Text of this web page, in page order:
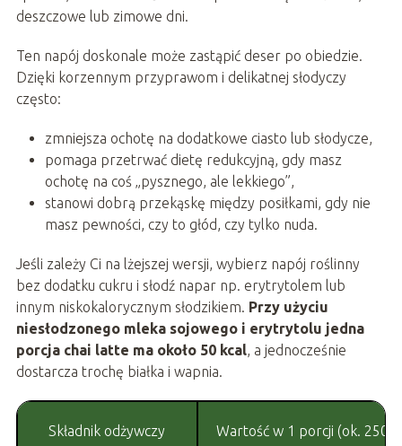
deszczowe lub zimowe dni.
Ten napój doskonale może zastąpić deser po obiedzie.
Dzięki korzennym przyprawom i delikatnej słodyczy
często:
zmniejsza ochotę na dodatkowe ciasto lub słodycze,
pomaga przetrwać dietę redukcyjną, gdy masz
ochotę na coś „pysznego, ale lekkiego”,
stanowi dobrą przekąskę między posiłkami, gdy nie
masz pewności, czy to głód, czy tylko nuda.
Jeśli zależy Ci na lżejszej wersji, wybierz napój roślinny
bez dodatku cukru i słodź napar np. erytrytolem lub
innym niskokalorycznym słodzikiem. Przy użyciu
niesłodzonego mleka sojowego i erytrytolu jedna
porcja chai latte ma około 50 kcal, a jednocześnie
dostarcza trochę białka i wapnia.
Składnik odżywczy Wartość w 1 porcji (ok. 250